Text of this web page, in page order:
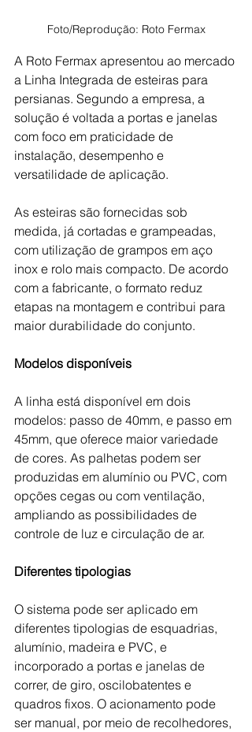
Foto/Reprodução: Roto Fermax
A Roto Fermax apresentou ao mercado
a Linha Integrada de esteiras para
persianas. Segundo a empresa, a
solução é voltada a portas e janelas
com foco em praticidade de
instalação, desempenho e
versatilidade de aplicação.
As esteiras são fornecidas sob
medida, já cortadas e grampeadas,
com utilização de grampos em aço
inox e rolo mais compacto. De acordo
com a fabricante, o formato reduz
etapas na montagem e contribui para
maior durabilidade do conjunto.
Modelos disponíveis
A linha está disponível em dois
modelos: passo de 40mm, e passo em
45mm, que oferece maior variedade
de cores. As palhetas podem ser
produzidas em alumínio ou PVC, com
opções cegas ou com ventilação,
ampliando as possibilidades de
controle de luz e circulação de ar.
Diferentes tipologias
O sistema pode ser aplicado em
diferentes tipologias de esquadrias,
alumínio, madeira e PVC, e
incorporado a portas e janelas de
correr, de giro, oscilobatentes e
quadros fixos. O acionamento pode
ser manual, por meio de recolhedores,